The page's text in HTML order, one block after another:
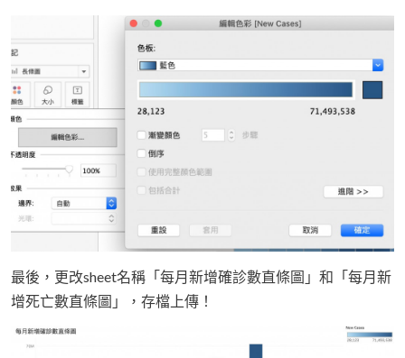
最後，更改sheet名稱「每月新增確診數直條圖」和「每月新
增死亡數直條圖」，存檔上傳！